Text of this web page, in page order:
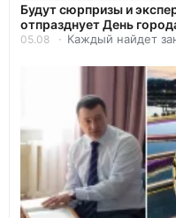
Будут сюрпризы и
отпразднует День
05.08 Каждый найдет